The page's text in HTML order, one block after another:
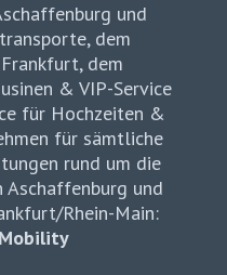
und
dem
dem
& VIP-Service
für Hochzeiten &
für sämtliche
rund um die
Aschaffenburg und
Rhein-Main: